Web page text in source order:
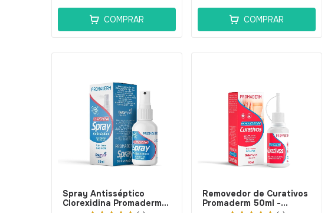
COMPRAR COMPRAR
Spray Antisséptico
Clorexidina Promaderm
Removedor de Curativos
Promaderm 50ml -